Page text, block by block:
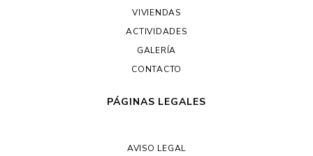
VIVIENDAS
ACTIVIDADES
GALERÍA
CONTACTO
PÁGINAS LEGALES
AVISO LEGAL